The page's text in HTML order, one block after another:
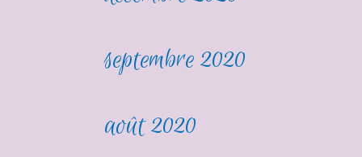
septembre 2020
août 2020